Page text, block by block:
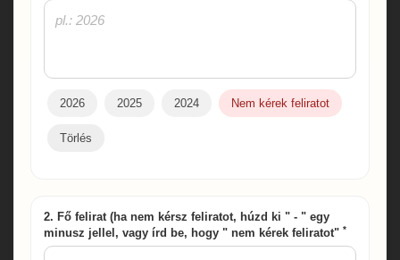
2026 2025 2024 Nem kérek feliratot
Törlés
2. Fő felirat (ha nem kérsz feliratot, húzd ki " - " egy
minusz jellel, vagy írd be, hogy " nem kérek feliratot" *